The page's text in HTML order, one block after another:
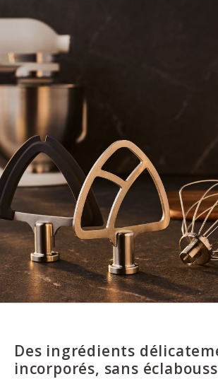
Des ingrédients
incorporés, sans